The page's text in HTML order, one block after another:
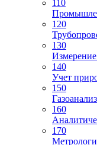
110
120
130
140
Учет
150
160
170